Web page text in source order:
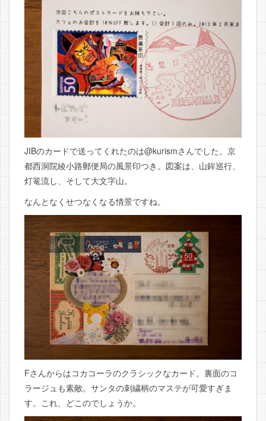
JIBのカードで送ってくれたのは@kurismさんでした。京
都西洞院綾小路郵便局の風景印つき。図案は、山鉾巡行、
灯篭流し、そして大文字山。
なんとなくせつなくなる情景ですね。
Fさんからはコカコーラのクラシックなカード。裏面のコ
ラージュも素敵。サンタの刺繍柄のマステが可愛すぎま
す。これ、どこのでしょうか。